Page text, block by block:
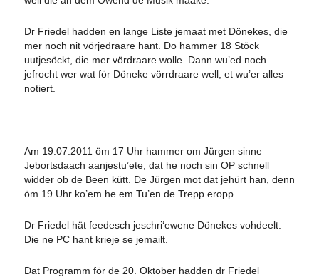
Dr Friedel hadden en lange Liste jemaat met Dönekes, die
mer noch nit vörjedraare hant. Do hammer 18 Stöck
uutjesöckt, die mer vördraare wolle. Dann wu’ed noch
jefrocht wer wat för Döneke vörrdraare well, et wu’er alles
notiert.
Am 19.07.2011 öm 17 Uhr hammer om Jürgen sinne
Jebortsdaach aanjestu’ete, dat he noch sin OP schnell
widder ob de Been kütt. De Jürgen mot dat jehürt han, denn
öm 19 Uhr ko’em he em Tu’en de Trepp eropp.
Dr Friedel hät feedesch jeschri‘ewene Dönekes vohdeelt.
Die ne PC hant krieje se jemailt.
Dat Programm för de 20. Oktober hadden dr Friedel